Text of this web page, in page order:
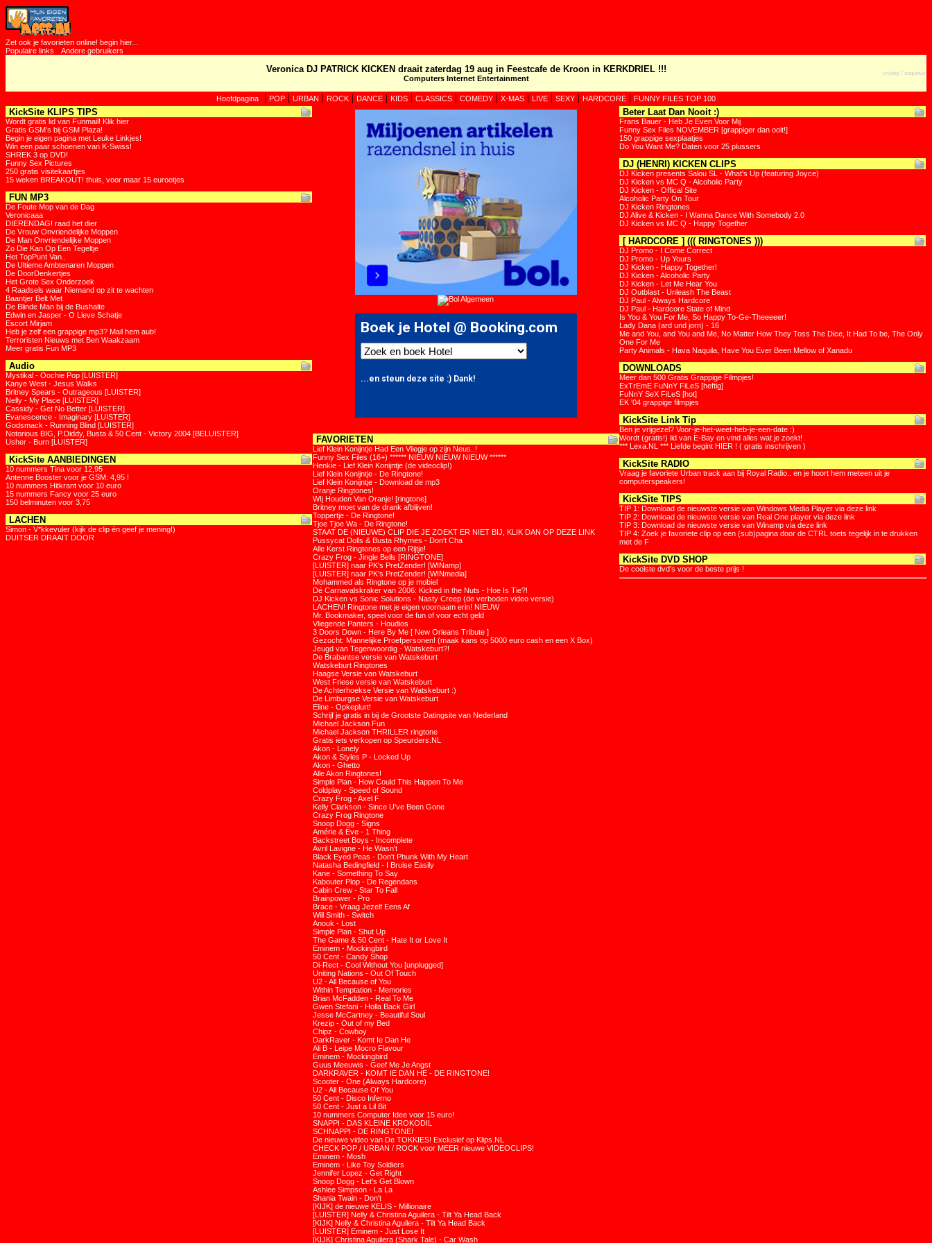
Zet ook je favorieten online! begin hier...
Populaire links
Andere gebruikers
Veronica DJ PATRICK KICKEN draait zaterdag 19 aug in Feestcafe de Kroon in KERKDRIEL !!!
Computers Internet Entertainment
vrijdag 7 augustus
Hoofdpagina | POP | URBAN | ROCK | DANCE | KIDS | CLASSICS | COMEDY | X-MAS | LIVE | SEXY | HARDCORE | FUNNY FILES TOP 100
KickSite KLIPS TIPS
Wordt gratis lid van Funmail! Klik hier
Gratis GSM's bij GSM Plaza!
Begin je eigen pagina met Leuke Linkjes!
Win een paar schoenen van K-Swiss!
SHREK 3 op DVD!
Funny Sex Pictures
250 gratis visitekaartjes
15 weken BREAKOUT! thuis, voor maar 15 eurootjes
FUN MP3
De Foute Mop van de Dag
Veronicaaa
DIERENDAG! raad het dier
De Vrouw Onvriendelijke Moppen
De Man Onvriendelijke Moppen
Zo Die Kan Op Een Tegeltje
Het TopPunt Van..
De Ultieme Ambtenaren Moppen
De DoorDenkertjes
Het Grote Sex Onderzoek
4 Raadsels waar Niemand op zit te wachten
Baantjer Belt Met
De Blinde Man bij de Bushalte
Edwin en Jasper - O Lieve Schatje
Escort Mirjam
Heb je zelf een grappige mp3? Mail hem aub!
Terroristen Nieuws met Ben Waakzaam
Meer gratis Fun MP3
Audio
Mystikal - Oochie Pop [LUISTER]
Kanye West - Jesus Walks
Britney Spears - Outrageous [LUISTER]
Nelly - My Place [LUISTER]
Cassidy - Get No Better [LUISTER]
Evanescence - Imaginary [LUISTER]
Godsmack - Running Blind [LUISTER]
Notorious BIG, P.Diddy, Busta & 50 Cent - Victory 2004 [BELUISTER]
Usher - Burn [LUISTER]
KickSite AANBIEDINGEN
10 nummers Tina voor 12,95
Antenne Booster voor je GSM: 4,95 !
10 nummers Hitkrant voor 10 euro
15 nummers Fancy voor 25 euro
150 belminuten voor 3,75
LACHEN
Simon - V*kkevuler (kijk de clip én geef je mening!)
DUITSER DRAAIT DOOR
FAVORIETEN
Lief Klein Konijntje Had Een Vliegje op zijn Neus..!
Funny Sex Files (16+) ****** NIEUW NIEUW NIEUW ******
Henkie - Lief Klein Konijntje (de videoclip!)
Lief Klein Konijntje - De Ringtone!
Lief Klein Konijntje - Download de mp3
Oranje Ringtones!
WIj Houden Van Oranje! [ringtone]
Britney moet van de drank afblijven!
Toppertje - De Ringtone!
Tjoe Tjoe Wa - De Ringtone!
STAAT DE (NIEUWE) CLIP DIE JE ZOEKT ER NIET BIJ, KLIK DAN OP DEZE LINK
Pussycat Dolls & Busta Rhymes - Don't Cha
Alle Kerst Ringtones op een Rijtje!
Crazy Frog - Jingle Bells [RINGTONE]
[LUISTER] naar PK's PretZender! [WINamp]
[LUISTER] naar PK's PretZender! [WINmedia]
Mohammed als Ringtone op je mobiel
Dé Carnavalskraker van 2006: Kicked in the Nuts - Hoe Is Tie?!
DJ Kicken vs Sonic Solutions - Nasty Creep (de verboden video versie)
LACHEN! Ringtone met je eigen voornaam erin! NIEUW
Mr. Bookmaker, speel voor de fun of voor echt geld
Vliegende Panters - Houdios
3 Doors Down - Here By Me [ New Orleans Tribute ]
Gezocht: Mannelijke Proefpersonen! (maak kans op 5000 euro cash en een X Box)
Jeugd van Tegenwoordig - Watskeburt?!
De Brabantse versie van Watskeburt
Watskeburt Ringtones
Haagse Versie van Watskeburt
West Friese versie van Watskeburt
De Achterhoekse Versie van Watskeburt :)
De Limburgse Versie van Watskeburt
Eline - Opkeplurt!
Schrijf je gratis in bij de Grootste Datingsite van Nederland
Michael Jackson Fun
Michael Jackson THRILLER ringtone
Gratis iets verkopen op Speurders.NL
Akon - Lonely
Akon & Styles P - Locked Up
Akon - Ghetto
Alle Akon Ringtones!
Simple Plan - How Could This Happen To Me
Coldplay - Speed of Sound
Crazy Frog - Axel F
Kelly Clarkson - Since U've Been Gone
Crazy Frog Ringtone
Snoop Dogg - Signs
Amérie & Eve - 1 Thing
Backstreet Boys - Incomplete
Avril Lavigne - He Wasn't
Black Eyed Peas - Don't Phunk With My Heart
Natasha Bedingfield - I Bruise Easily
Kane - Something To Say
Kabouter Plop - De Regendans
Cabin Crew - Star To Fall
Brainpower - Pro
Brace - Vraag Jezelf Eens Af
Will Smith - Switch
Anouk - Lost
Simple Plan - Shut Up
The Game & 50 Cent - Hate It or Love It
Eminem - Mockingbird
50 Cent - Candy Shop
Di-Rect - Cool Without You [unplugged]
Uniting Nations - Out Of Touch
U2 - All Because of You
Within Temptation - Memories
Brian McFadden - Real To Me
Gwen Stefani - Holla Back Girl
Jesse McCartney - Beautiful Soul
Krezip - Out of my Bed
Chipz - Cowboy
DarkRaver - Komt Ie Dan He
Ali B - Leipe Mocro Flavour
Eminem - Mockingbird
Guus Meeuwis - Geef Me Je Angst
DARKRAVER - KOMT IE DAN HE - DE RINGTONE!
Scooter - One (Always Hardcore)
U2 - All Because Of You
50 Cent - Disco Inferno
50 Cent - Just a Lil Bit
10 nummers Computer Idee voor 15 euro!
SNAPPI - DAS KLEINE KROKODIL
SCHNAPPI - DE RINGTONE!
De nieuwe video van De TOKKIES! Exclusief op Klips.NL
CHECK POP / URBAN / ROCK voor MEER nieuwe VIDEOCLIPS!
Eminem - Mosh
Eminem - Like Toy Soldiers
Jennifer Lopez - Get Right
Snoop Dogg - Let's Get Blown
Ashlee Simpson - La La
Shania Twain - Don't
[KIJK] de nieuwe KELIS - Millionaire
[LUISTER] Nelly & Christina Aguilera - Tilt Ya Head Back
[KIJK] Nelly & Christina Aguilera - Tilt Ya Head Back
[LUISTER] Eminem - Just Lose It
[KIJK] Christina Aguilera (Shark Tale) - Car Wash
Beter Laat Dan Nooit :)
Frans Bauer - Heb Je Even Voor Mij
Funny Sex Files NOVEMBER [grappiger dan ooit!]
150 grappige sexplaatjes
Do You Want Me? Daten voor 25 plussers
DJ (HENRI) KICKEN CLIPS
DJ Kicken presents Salou SL - What's Up (featuring Joyce)
DJ Kicken vs MC Q - Alcoholic Party
DJ Kicken - Offical Site
Alcoholic Party On Tour
DJ Kicken Ringtones
DJ Alive & Kicken - I Wanna Dance With Somebody 2.0
DJ Kicken vs MC Q - Happy Together
[ HARDCORE ] ((( RINGTONES )))
DJ Promo - I Come Correct
DJ Promo - Up Yours
DJ Kicken - Happy Together!
DJ Kicken - Alcoholic Party
DJ Kicken - Let Me Hear You
DJ Outblast - Unleash The Beast
DJ Paul - Always Hardcore
DJ Paul - Hardcore State of Mind
Is You & You For Me, So Happy To-Ge-Theeeeer!
Lady Dana (ard und jorn) - 16
Me and You, and You and Me, No Matter How They Toss The Dice, It Had To be, The Only
One For Me
Party Animals - Hava Naquila, Have You Ever Been Mellow of Xanadu
DOWNLOADS
Meer dan 500 Gratis Grappige Filmpjes!
ExTrEmE FuNnY FiLeS [heftig]
FuNnY SeX FiLeS [hot]
EK '04 grappige filmpjes
KickSite Link Tip
Ben je vrijgezel? Voor-je-het-weet-heb-je-een-date :)
Wordt (gratis!) lid van E-Bay en vind alles wat je zoekt!
*** Lexa.NL *** Liefde begint HIER ! ( gratis inschrijven )
KickSite RADIO
Vraag je favoriete Urban track aan bij Royal Radio.. en je hoort hem meteen uit je
computerspeakers!
KickSite TIPS
TIP 1: Download de nieuwste versie van Windows Media Player via deze link
TIP 2: Download de nieuwste versie van Real One player via deze link
TIP 3: Download de nieuwste versie van Winamp via deze link
TIP 4: Zoek je favoriete clip op een (sub)pagina door de CTRL toets tegelijk in te drukken
met de F
KickSite DVD SHOP
De coolste dvd's voor de beste prijs !